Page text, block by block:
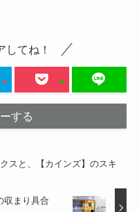
してね！
する
スと、【カインズ】のスキ
収まり具合